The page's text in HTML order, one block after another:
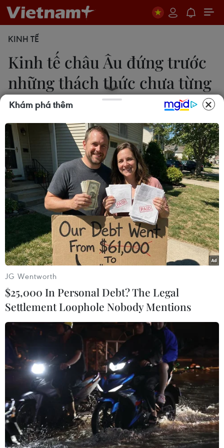
KINH TẾ
Kinh tế châu Âu đứng trước
những thách thức chưa từng
có
Trà My
21/07/2022 11:16
Giống như Mỹ và các nền kinh tế khác, châu Âu
đang phải đối mặt với tình trạng lạm phát tăng
cao, gây tổn hại cho người tiêu dùng và có khả
năng đẩy nhanh sự kết thúc giai đoạn bùng nổ chi
Toàn cảnh giếng khí đốt Bovanenkovo ở bán đảo Yamal thuộc
Bắc Cực. (Ảnh: AFP/TTXVN)
Nền kinh tế châu Âu, chiếm gần 1/5 sản lượng
kinh tế của thế giới, đang phải đối mặt với bài
kiểm tra khó khăn nhất kể từ khi đại dịch
Khám phá thêm
JG Wentworth
$25,000 In Personal Debt? The Legal
Settlement Loophole Nobody Mentions